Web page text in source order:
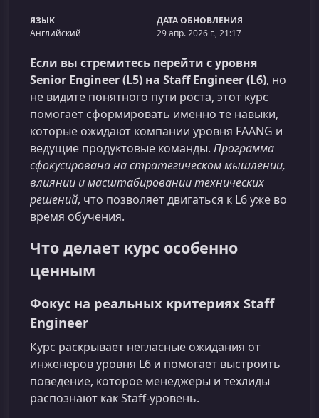
ЯЗЫК
Английский
ДАТА ОБНОВЛЕНИЯ
29 апр. 2026 г., 21:17
Если вы стремитесь перейти с уровня
Senior Engineer (L5) на Staff Engineer (L6), но
не видите понятного пути роста, этот курс
помогает сформировать именно те навыки,
которые ожидают компании уровня FAANG и
ведущие продуктовые команды. Программа
сфокусирована на стратегическом мышлении,
влиянии и масштабировании технических
решений, что позволяет двигаться к L6 уже во
время обучения.
Что делает курс особенно
ценным
Фокус на реальных критериях Staff
Engineer
Курс раскрывает негласные ожидания от
инженеров уровня L6 и помогает выстроить
поведение, которое менеджеры и техлиды
распознают как Staff‑уровень.